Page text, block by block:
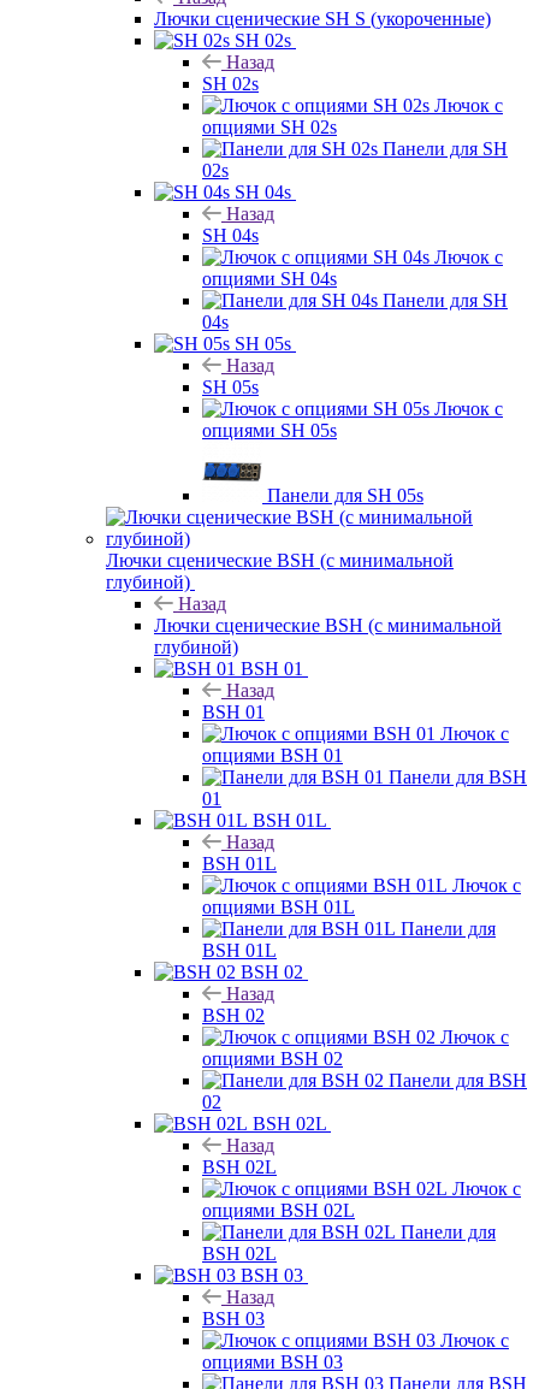
Лючки сценические SH S (укороченные)
SH 02s
Назад
SH 02s
Лючок с
опциями SH 02s
Панели для SH
02s
SH 04s
Назад
SH 04s
Лючок с
опциями SH 04s
Панели для SH
04s
SH 05s
Назад
SH 05s
Лючок с
опциями SH 05s
Панели для SH 05s
Лючки сценические BSH (с минимальной
глубиной)
Назад
Лючки сценические BSH (с минимальной
глубиной)
BSH 01
Назад
BSH 01
Лючок с
опциями BSH 01
Панели для BSH
01
BSH 01L
Назад
BSH 01L
Лючок с
опциями BSH 01L
Панели для
BSH 01L
BSH 02
Назад
BSH 02
Лючок с
опциями BSH 02
Панели для BSH
02
BSH 02L
Назад
BSH 02L
Лючок с
опциями BSH 02L
Панели для
BSH 02L
BSH 03
Назад
BSH 03
Лючок с
опциями BSH 03
Панели для BSH